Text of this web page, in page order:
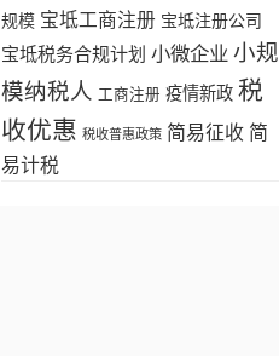
规模 宝坻工商注册 宝坻注册公司
宝坻税务合规计划 小微企业 小规
模纳税人 工商注册 疫情新政 税
收优惠 税收普惠政策 简易征收 简
易计税